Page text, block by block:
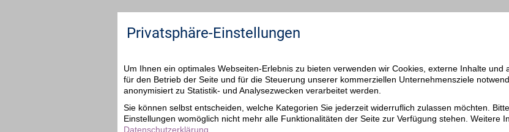
Privatsphäre-Einstellungen
Um Ihnen ein optimales Webseiten-Erlebnis zu bieten verwenden wir Cookies, externe Inhalte
für den Betrieb der Seite und für die Steuerung unserer kommerziellen Unternehmensziele
anonymisiert zu Statistik- und Analysezwecken verarbeitet werden.
Sie können selbst entscheiden, welche Kategorien Sie jederzeit widerruflich zulassen möchten.
Einstellungen womöglich nicht mehr alle Funktionalitäten der Seite zur Verfügung stehen. Weitere
Datenschutzerklärung